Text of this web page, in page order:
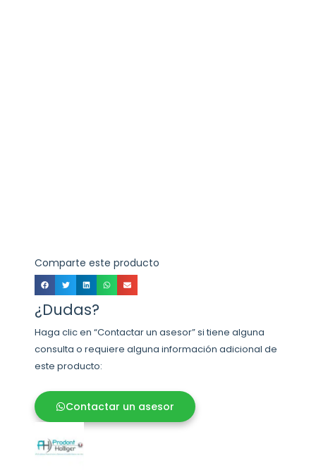
Comparte este producto
¿Dudas?
Haga clic en “Contactar un asesor” si tiene alguna
consulta o requiere alguna información adicional de
este producto:
Contactar un asesor